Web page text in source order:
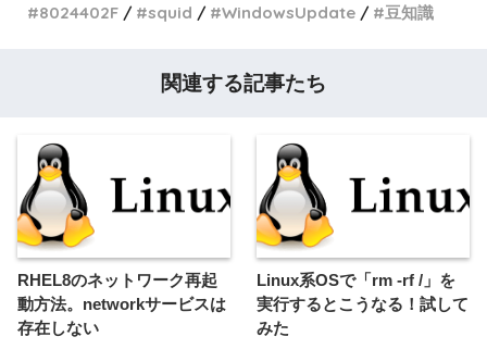
8024402F
squid WindowsUpdate 豆知識
関連する記事たち
RHEL8のネットワーク再起
動方法。networkサービスは
存在しない
Linux系OSで「rm -rf /」を
実行するとこうなる！試して
みた